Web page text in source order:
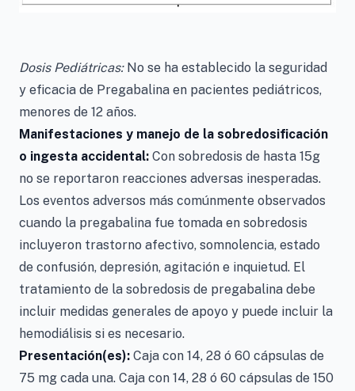
Dosis Pediátricas: No se ha establecido la seguridad
y eficacia de Pregabalina en pacientes pediátricos,
menores de 12 años.
Manifestaciones y manejo de la sobredosificación
o ingesta accidental: Con sobredosis de hasta 15g
no se reportaron reacciones adversas inesperadas.
Los eventos adversos más comúnmente observados
cuando la pregabalina fue tomada en sobredosis
incluyeron trastorno afectivo, somnolencia, estado
de confusión, depresión, agitación e inquietud. El
tratamiento de la sobredosis de pregabalina debe
incluir medidas generales de apoyo y puede incluir la
hemodiálisis si es necesario.
Presentación(es): Caja con 14, 28 ó 60 cápsulas de
75 mg cada una. Caja con 14, 28 ó 60 cápsulas de 150